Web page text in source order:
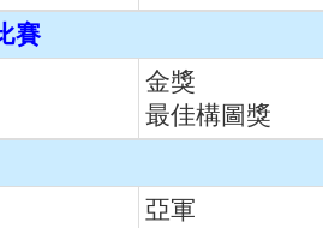
賽
金獎
最佳構圖獎
亞軍